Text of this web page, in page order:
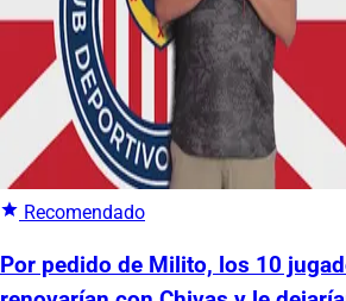
Recomendado
Por pedido de Milito, los 10